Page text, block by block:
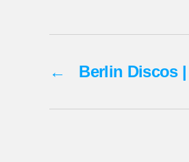
← Berlin Discos